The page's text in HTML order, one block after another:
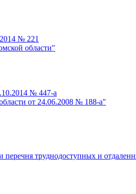
№ 221
области"
№ 447-а
от 24.06.2008 № 188-а"
труднодоступных и